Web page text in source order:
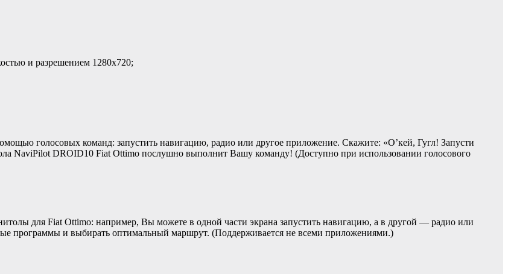
и разрешением 1280x720;
голосовых команд: запустить навигацию, радио или другое приложение. Скажите: «О’кей, Гугл! Запусти
NaviPilot DROID10 Fiat Ottimo послушно выполнит Вашу команду! (Доступно при использовании голосового
для Fiat Ottimo: например, Вы можете в одной части экрана запустить навигацию, а в другой — радио или
программы и выбирать оптимальный маршрут. (Поддерживается не всеми приложениями.)